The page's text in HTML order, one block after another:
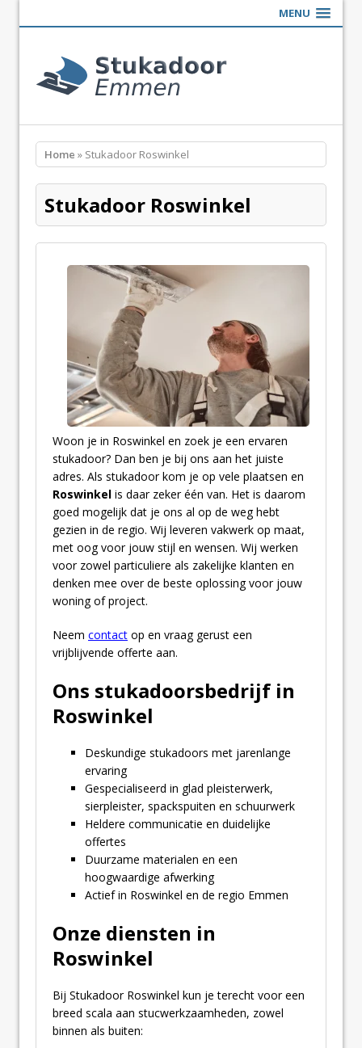
MENU
Home » Stukadoor Roswinkel
Stukadoor Roswinkel
Woon je in Roswinkel en zoek je een ervaren
stukadoor? Dan ben je bij ons aan het juiste
adres. Als stukadoor kom je op vele plaatsen en
Roswinkel is daar zeker één van. Het is daarom
goed mogelijk dat je ons al op de weg hebt
gezien in de regio. Wij leveren vakwerk op maat,
met oog voor jouw stijl en wensen. Wij werken
voor zowel particuliere als zakelijke klanten en
denken mee over de beste oplossing voor jouw
woning of project.
Neem contact op en vraag gerust een
vrijblijvende offerte aan.
Ons stukadoorsbedrijf in
Roswinkel
Deskundige stukadoors met jarenlange
ervaring
Gespecialiseerd in glad pleisterwerk,
sierpleister, spackspuiten en schuurwerk
Heldere communicatie en duidelijke
offertes
Duurzame materialen en een
hoogwaardige afwerking
Actief in Roswinkel en de regio Emmen
Onze diensten in
Roswinkel
Bij Stukadoor Roswinkel kun je terecht voor een
breed scala aan stucwerkzaamheden, zowel
binnen als buiten: